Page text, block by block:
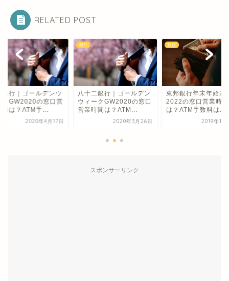
RELATED POST
銀行｜ゴールデンウ
クGW2020の窓口営
間は？ATM手...
2020年4月17日
銀行
八十二銀行｜ゴールデン
ウィークGW2020の窓口
営業時間は？ATM...
2020年3月26日
銀行
東邦銀行年末年始
2022の窓口営業時間
は？ATM手数料は...
2019年11
スポンサーリンク